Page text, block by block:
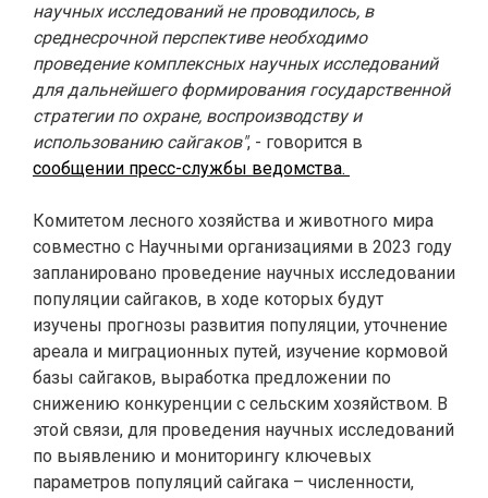
научных исследований не проводилось, в
среднесрочной перспективе необходимо
проведение комплексных научных исследований
для дальнейшего формирования государственной
стратегии по охране, воспроизводству и
использованию сайгаков", - говорится в
сообщении пресс-службы ведомства.
Комитетом лесного хозяйства и животного мира
совместно с Научными организациями в 2023 году
запланировано проведение научных исследовании
популяции сайгаков, в ходе которых будут
изучены прогнозы развития популяции, уточнение
ареала и миграционных путей, изучение кормовой
базы сайгаков, выработка предложении по
снижению конкуренции с сельским хозяйством. В
этой связи, для проведения научных исследований
по выявлению и мониторингу ключевых
параметров популяций сайгака – численности,